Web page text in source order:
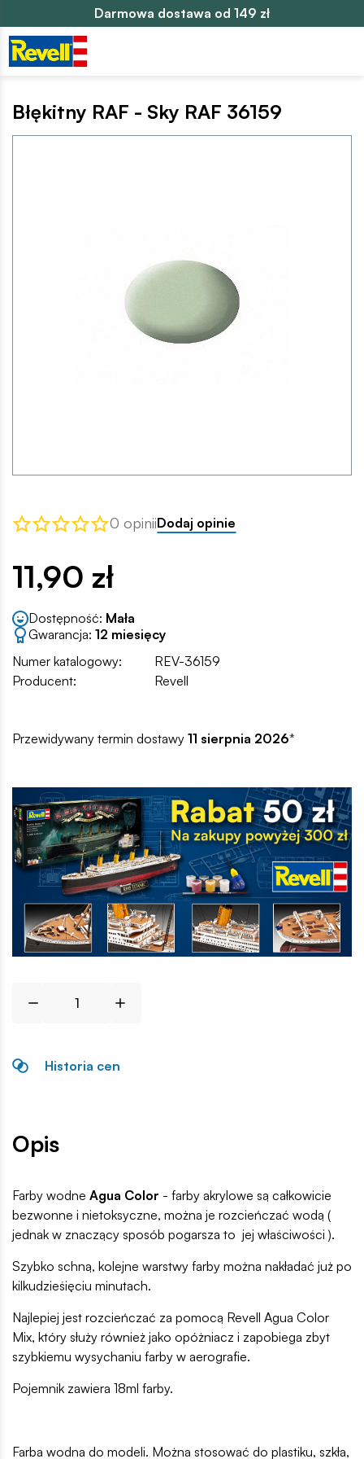
Darmowa dostawa od 149 zł
Błękitny RAF - Sky RAF 36159
0 opiniiDodaj opinie
11,90 zł
Dostępność: Mała
Gwarancja: 12 miesięcy
Numer katalogowy:
REV-36159
Producent:
Revell
Przewidywany termin dostawy 11 sierpnia 2026*
Historia cen
Opis
Farby wodne Agua Color - farby akrylowe są całkowicie
bezwonne i nietoksyczne, można je rozcieńczać wodą (
jednak w znaczący sposób pogarsza to jej właściwości ).
Szybko schną, kolejne warstwy farby można nakładać już po
kilkudzieśięciu minutach.
Najlepiej jest rozcieńczać za pomocą Revell Agua Color
Mix, który służy również jako opóżniacz i zapobiega zbyt
szybkiemu wysychaniu farby w aerografie.
Pojemnik zawiera 18ml farby.
Farba wodna do modeli. Można stosować do plastiku, szkła,